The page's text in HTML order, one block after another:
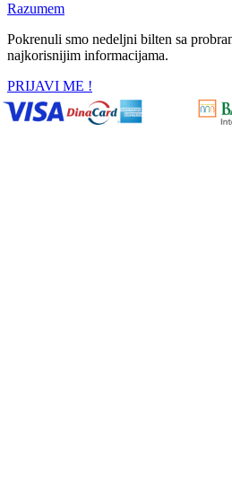
Razumem
Pokrenuli smo nedeljni bilten sa
najkorisnijim informacijama.
PRIJAVI ME !